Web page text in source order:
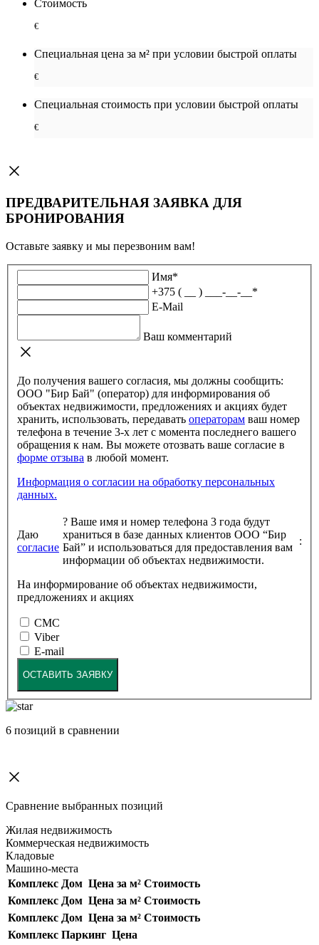
Стоимость
€
Специальная цена за м² при условии быстрой оплаты
€
Специальная cтоимость при условии быстрой оплаты
€
ПРЕДВАРИТЕЛЬНАЯ ЗАЯВКА ДЛЯ
БРОНИРОВАНИЯ
Оставьте заявку и мы перезвоним вам!
Имя*
+375 ( __ ) ___-__-__ *
E-Mail
Ваш комментарий
До получения вашего согласия, мы должны сообщить:
ООО "Бир Бай" (оператор) для информирования об
объектах недвижимости, предложениях и акциях будет
хранить, использовать, передавать операторам
телефона в течение 3-х лет с момента последнего вашего
обращения к нам. Вы можете отозвать ваше согласие в
форме отзыва
в любой момент.
Информация о согласии на обработку персональных
данных.
Даю
согласие
? Ваше имя и номер телефона 3 года будут
храниться в базе данных клиентов ООО “Бир
Бай” и использоваться для предоставления вам
информации об объектах недвижимости.
:
На информирование об объектах недвижимости,
предложениях и акциях
СМС
Viber
E-mail
ОСТАВИТЬ ЗАЯВКУ
6 позиций в сравнении
Сравнение выбранных позиций
Жилая недвижимость
Коммерческая недвижимость
Кладовые
Машино-места
Комплекс Дом Цена за м² Стоимость
Комплекс Дом Цена за м² Стоимость
Комплекс Дом Цена за м² Стоимость
Комплекс Паркинг Цена